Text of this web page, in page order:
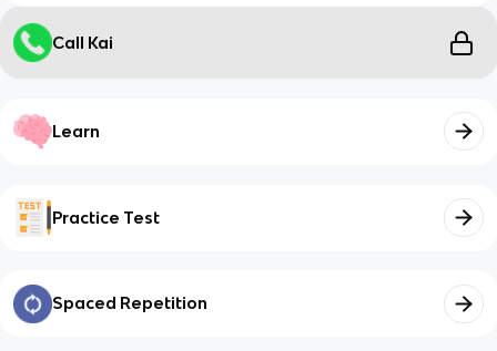
Call Kai
Learn
Practice Test
Spaced Repetition